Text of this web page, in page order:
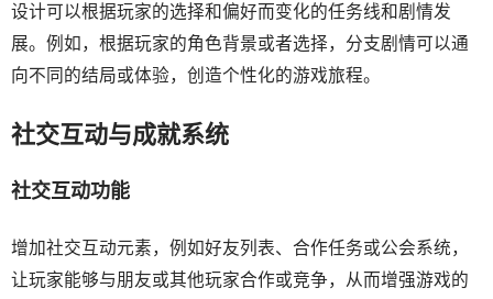
设计可以根据玩家的选择和偏好而变化的任务线和剧情发
展。例如，根据玩家的角色背景或者选择，分支剧情可以通
向不同的结局或体验，创造个性化的游戏旅程。
社交互动与成就系统
社交互动功能
增加社交互动元素，例如好友列表、合作任务或公会系统，
让玩家能够与朋友或其他玩家合作或竞争，从而增强游戏的